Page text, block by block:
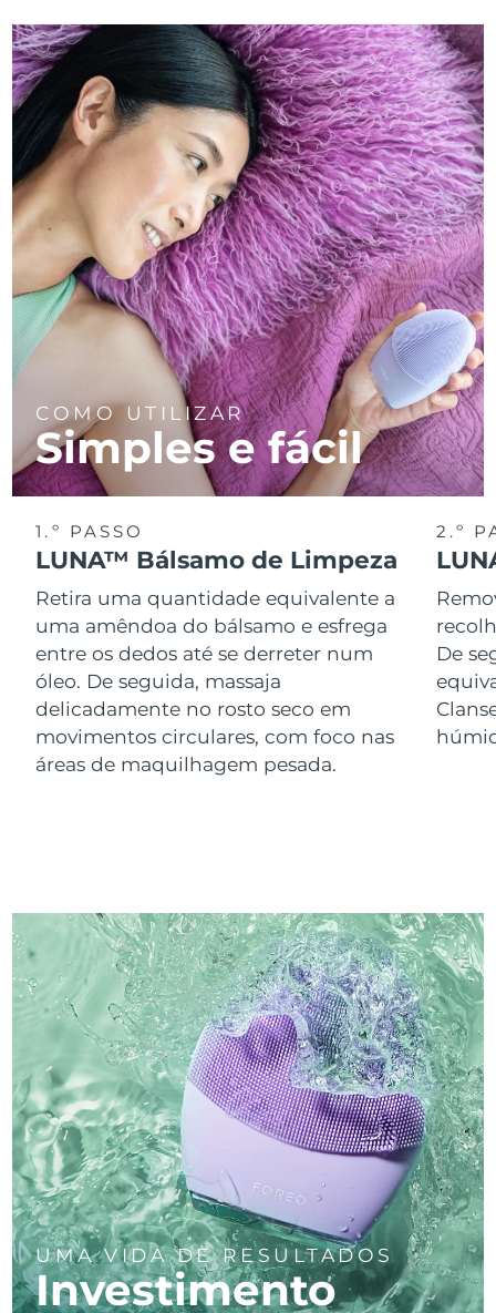
COMO UTILIZAR
Simples e fácil
1.º PASSO
LUNA™ Bálsamo de Limpeza
Retira uma quantidade equivalente a
uma amêndoa do bálsamo e esfrega
entre os dedos até se derreter num
óleo. De seguida, massaja
delicadamente no rosto seco em
movimentos circulares, com foco nas
áreas de maquilhagem pesada.
2.º
De
UMA VIDA DE RESULTADOS
Investimento